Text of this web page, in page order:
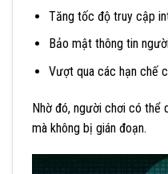
Tăng tốc độ truy cập
Bảo mật thông tin
Vượt qua các hạn chế
Nhờ đó, người chơi có thể
mà không bị gián đoạn.